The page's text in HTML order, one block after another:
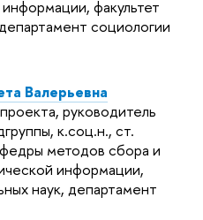
факультет
социологии
Валерьевна
руководитель
к.соц.н., ст.
методов сбора и
информации,
наук, департамент